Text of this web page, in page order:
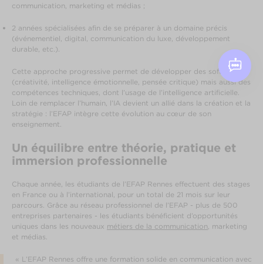
communication, marketing et médias ;
2 années spécialisées afin de se préparer à un domaine précis
(événementiel, digital, communication du luxe, développement
durable, etc.).
Cette approche progressive permet de développer des soft skills
(créativité, intelligence émotionnelle, pensée critique) mais aussi des
compétences techniques, dont l’usage de l’intelligence artificielle.
Loin de remplacer l’humain, l’IA devient un allié dans la création et la
stratégie : l’EFAP intègre cette évolution au cœur de son
enseignement.
Un équilibre entre théorie, pratique et
immersion professionnelle
Chaque année, les étudiants de l’EFAP Rennes effectuent des stages
en France ou à l’international, pour un total de 21 mois sur leur
parcours. Grâce au réseau professionnel de l’EFAP - plus de 500
entreprises partenaires - les étudiants bénéficient d’opportunités
uniques dans les nouveaux métiers de la communication, marketing
et médias.
« L’EFAP Rennes offre une formation solide en communication avec